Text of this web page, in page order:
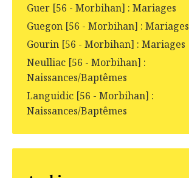
Guer [56 - Morbihan] : Mariages
Guegon [56 - Morbihan] : Mariages
Gourin [56 - Morbihan] : Mariages
Neulliac [56 - Morbihan] :
Naissances/Baptêmes
Languidic [56 - Morbihan] :
Naissances/Baptêmes